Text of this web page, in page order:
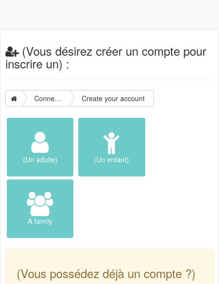
(Vous désirez créer un compte pour
inscrire un) :
Connection Create your account
(Un adulte) (Un enfant)
A family
(Vous possédez déjà un compte ?)